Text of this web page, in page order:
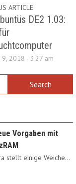
ARTICLE
DE2 1.03:
2018 - 3:27 am
Vorgaben mit
[ad_1] Die Linux-Distribution Fedora stellt einige Weichen neu:…